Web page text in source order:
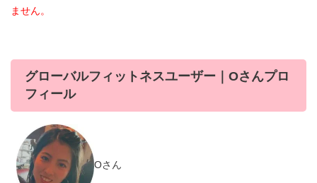
ません。
グローバルフィットネスユーザー｜Oさんプロ
フィール
Oさん